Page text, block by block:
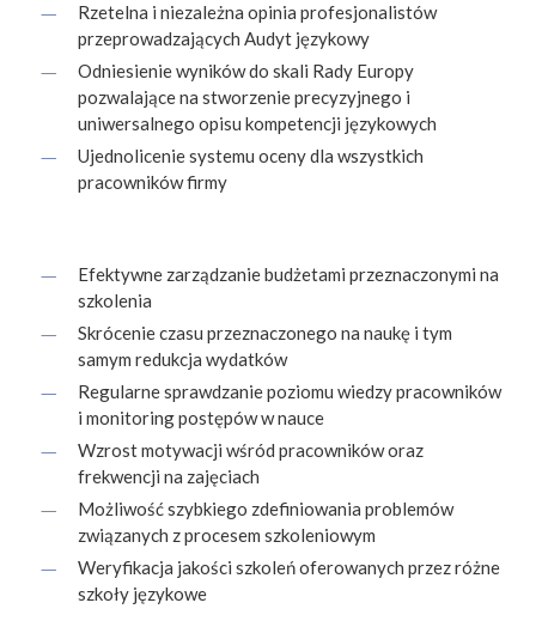
Rzetelna i niezależna opinia profesjonalistów
przeprowadzających Audyt językowy
Odniesienie wyników do skali Rady Europy
pozwalające na stworzenie precyzyjnego i
uniwersalnego opisu kompetencji językowych
Ujednolicenie systemu oceny dla wszystkich
pracowników firmy
Efektywne zarządzanie budżetami przeznaczonymi na
szkolenia
Skrócenie czasu przeznaczonego na naukę i tym
samym redukcja wydatków
Regularne sprawdzanie poziomu wiedzy pracowników
i monitoring postępów w nauce
Wzrost motywacji wśród pracowników oraz
frekwencji na zajęciach
Możliwość szybkiego zdefiniowania problemów
związanych z procesem szkoleniowym
Weryfikacja jakości szkoleń oferowanych przez różne
szkoły językowe